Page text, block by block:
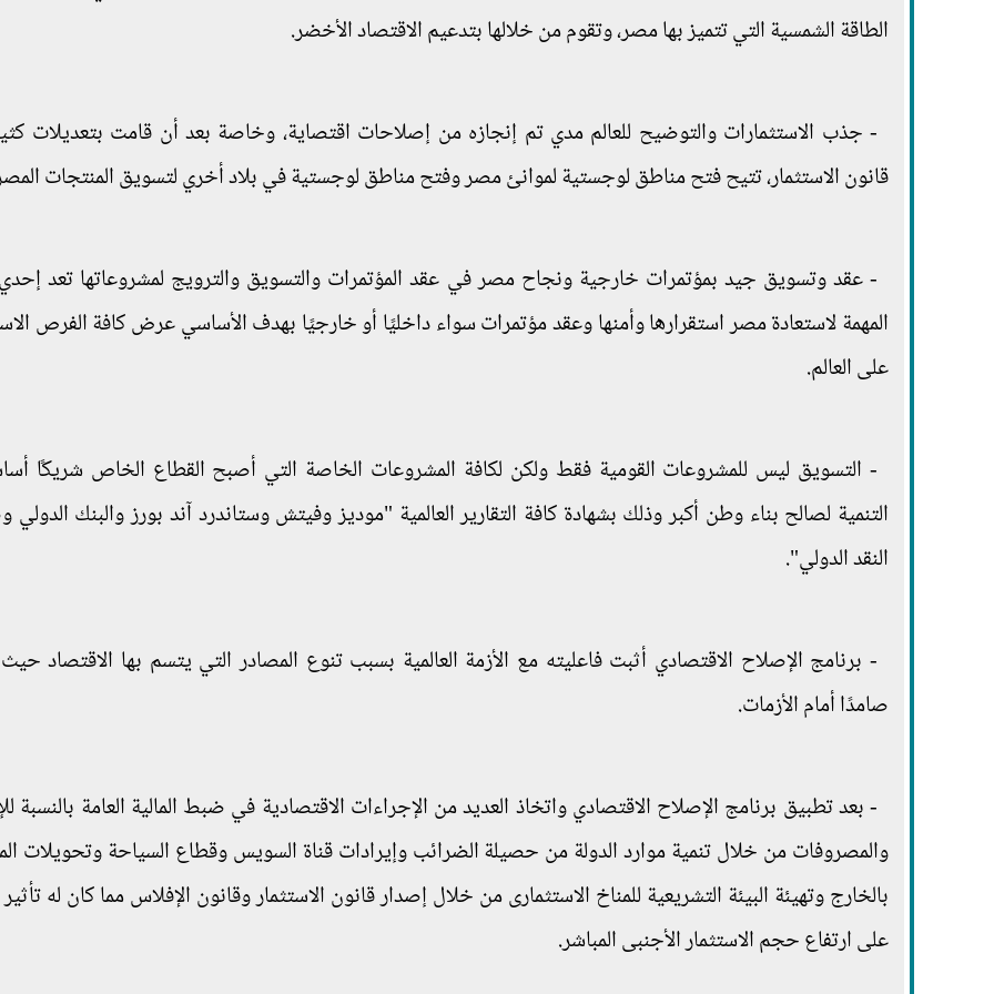
الطاقة الشمسية التي تتميز بها مصر، وتقوم من خلالها بتدعيم الاقتصاد الأخضر.
- جذب الاستثمارات والتوضيح للعالم مدي تم إنجازه من إصلاحات اقتصاية، وخاصة بعد أن قامت بتعديلات
قانون الاستثمار، تتيح فتح مناطق لوجستية لموانئ مصر وفتح مناطق لوجستية في بلاد أخري لتسويق المنتجات
- عقد وتسويق جيد بمؤتمرات خارجية ونجاح مصر في عقد المؤتمرات والتسويق والترويج لمشروعاتها تعد
المهمة لاستعادة مصر استقرارها وأمنها وعقد مؤتمرات سواء داخليًا أو خارجيًا بهدف الأساسي عرض كافة الفرص
على العالم.
- التسويق ليس للمشروعات القومية فقط ولكن لكافة المشروعات الخاصة التي أصبح القطاع الخاص شريكًا
التنمية لصالح بناء وطن أكبر وذلك بشهادة كافة التقارير العالمية "موديز وفيتش وستاندرد آند بورز والبنك
النقد الدولي".
- برنامج الإصلاح الاقتصادي أثبت فاعليته مع الأزمة العالمية بسبب تنوع المصادر التي يتسم بها الاقتصاد
صامدًا أمام الأزمات.
- بعد تطبيق برنامج الإصلاح الاقتصادي واتخاذ العديد من الإجراءات الاقتصادية في ضبط المالية العامة بالنسبة
والمصروفات من خلال تنمية موارد الدولة من حصيلة الضرائب وإيرادات قناة السويس وقطاع السياحة وتحويلات
بالخارج وتهيئة البيئة التشريعية للمناخ الاستثمارى من خلال إصدار قانون الاستثمار وقانون الإفلاس مما كان له
على ارتفاع حجم الاستثمار الأجنبى المباشر.